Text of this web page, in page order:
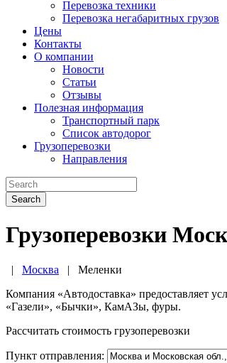
Перевозка техники
Перевозка негабаритных грузов
Цены
Контакты
О компании
Новости
Статьи
Отзывы
Полезная информация
Транспортный парк
Список автодорог
Грузоперевозки
Направления
Search
Грузоперевозки
| Москва | Меленки
Компания «Автодоставка» предоставляет
«Газели», «Бычки», КамАЗы, фуры.
Рассчитать стоимость грузоперевозки
Пункт отправления: